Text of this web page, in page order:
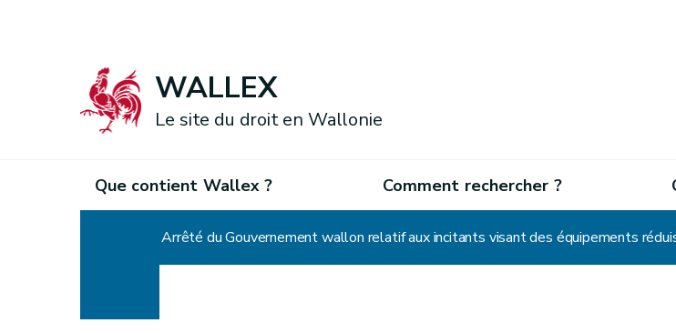
WALLEX
Le site du droit en Wallonie
Que contient Wallex ? Comment rechercher ?
Arrêté du Gouvernement wallon relatif aux incitants visant des équipements